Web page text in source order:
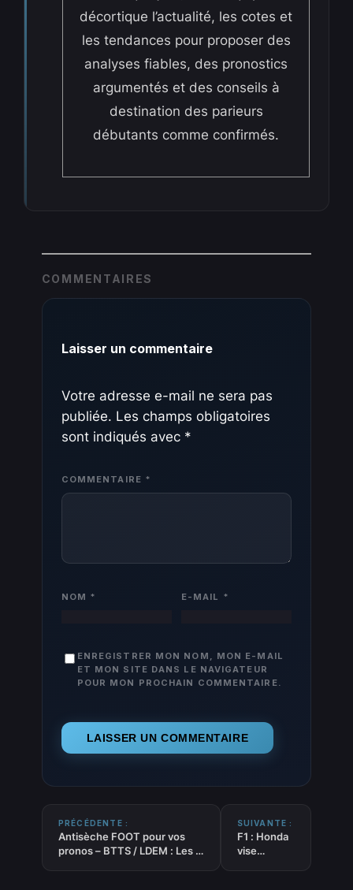
décortique l’actualité, les cotes et
les tendances pour proposer des
analyses fiables, des pronostics
argumentés et des conseils à
destination des parieurs
débutants comme confirmés.
COMMENTAIRES
Laisser un commentaire
Votre adresse e-mail ne sera pas
publiée. Les champs obligatoires
sont indiqués avec *
COMMENTAIRE *
NOM * E-MAIL *
ENREGISTRER MON NOM, MON E-MAIL
ET MON SITE DANS LE NAVIGATEUR
POUR MON PROCHAIN COMMENTAIRE.
PRÉCÉDENTE :
Antisèche FOOT pour vos
pronos – BTTS / LDEM : Les 2
SUIVANTE :
F1 : Honda
vise